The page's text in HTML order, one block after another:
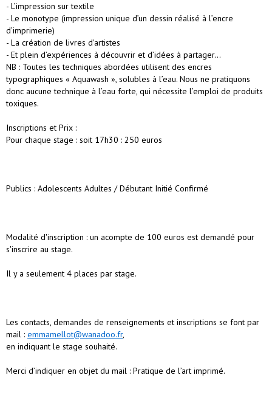
- L’impression sur textile
- Le monotype (impression unique d’un dessin réalisé à l’encre
d’imprimerie)
- La création de livres d'artistes
- Et plein d’expériences à découvrir et d’idées à partager…
NB : Toutes les techniques abordées utilisent des encres
typographiques « Aquawash », solubles à l’eau. Nous ne pratiquons
donc aucune technique à l’eau forte, qui nécessite l’emploi de produits
toxiques.
Inscriptions et Prix :
Pour chaque stage : soit 17h30 : 250 euros
Publics : Adolescents Adultes / Débutant Initié Confirmé
Modalité d'inscription : un acompte de 100 euros est demandé pour
s'inscrire au stage.
Il y a seulement 4 places par stage.
Les contacts, demandes de renseignements et inscriptions se font par
mail : emmamellot@wanadoo.fr,
en indiquant le stage souhaité.
Merci d’indiquer en objet du mail : Pratique de l’art imprimé.